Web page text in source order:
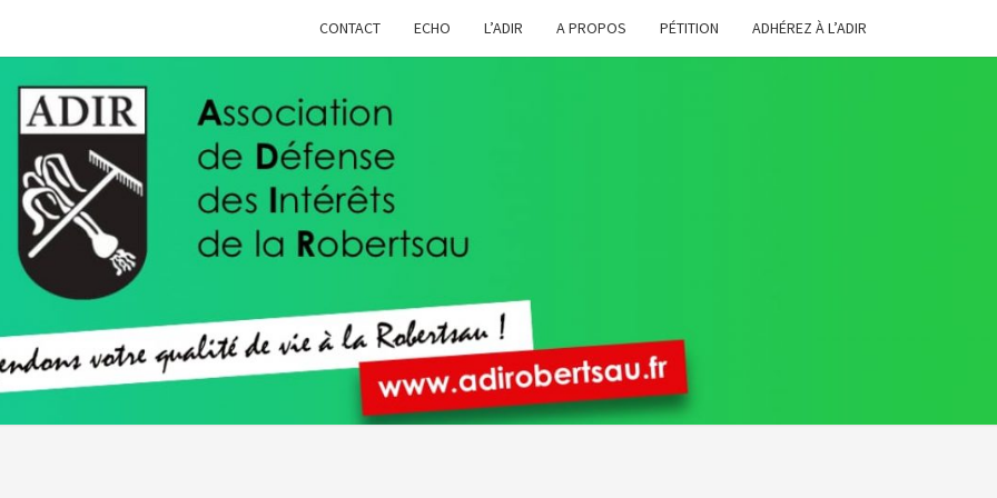
CONTACT ECHO L’ADIR A PROPOS PÉTITION ADHÉREZ À L’ADIR
ADIR
Pour
De Vie À
La
Robertsau